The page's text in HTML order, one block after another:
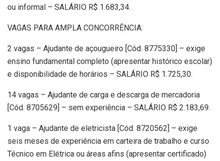
ou informal – SALÁRIO R$ 1.683,34.
VAGAS PARA AMPLA CONCORRÊNCIA:
2 vagas – Ajudante de açougueiro [Cód. 8775330] – exige
ensino fundamental completo (apresentar histórico escolar)
e disponibilidade de horários – SALÁRIO R$ 1.725,30.
14 vagas – Ajudante de carga e descarga de mercadoria
[Cód. 8705629] – sem experiência – SALÁRIO R$ 2.183,69.
1 vaga – Ajudante de eletricista [Cód. 8720562] – exige
seis meses de experiência em carteira de trabalho e curso
Técnico em Elétrica ou áreas afins (apresentar certificado)